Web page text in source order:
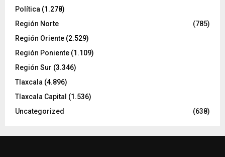
Política (1.278)
Región Norte
(785)
Región Oriente (2.529)
Región Poniente (1.109)
Región Sur (3.346)
Tlaxcala (4.896)
Tlaxcala Capital (1.536)
Uncategorized
(638)